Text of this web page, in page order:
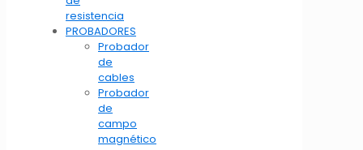
resistencia
PROBADORES
Probador
de
cables
Probador
de
campo
magnético